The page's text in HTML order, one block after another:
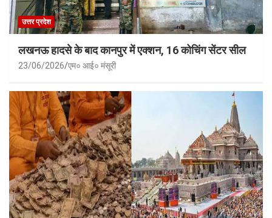
उत्तर प्रदेश
लखनऊ हादसे के बाद कानपुर में एक्शन, 16 कोचिंग सेंटर सील
23/06/2026 एम० आई० मंसूरी